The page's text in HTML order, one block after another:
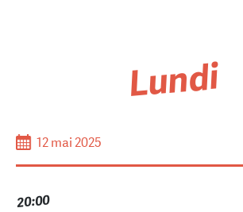
Lundi
12 mai 2025
20:00